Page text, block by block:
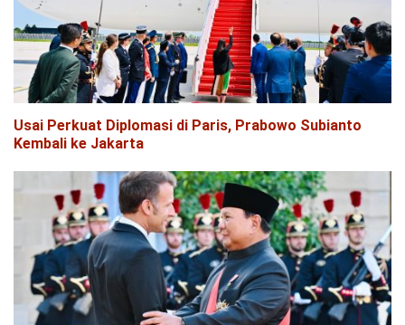
Usai Perkuat Diplomasi di Paris, Prabowo Subianto
Kembali ke Jakarta